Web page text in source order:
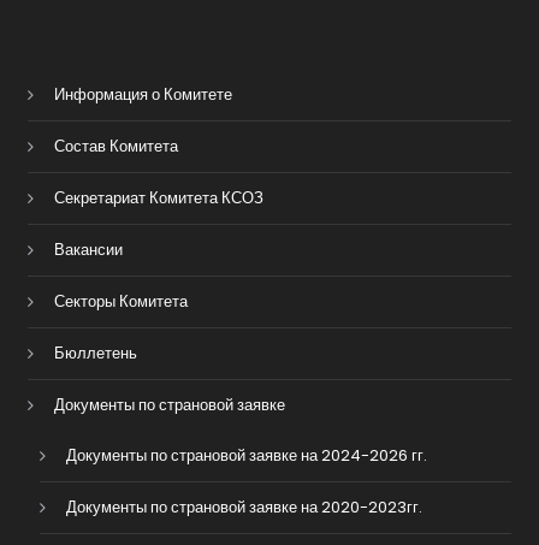
Информация о Комитете
Состав Комитета
Секретариат Комитета КСОЗ
Вакансии
Секторы Комитета
Бюллетень
Документы по страновой заявке
Документы по страновой заявке на 2024-2026 гг.
Документы по страновой заявке на 2020-2023гг.